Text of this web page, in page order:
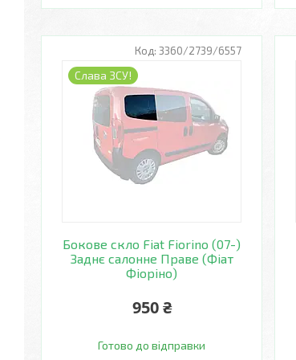
3360/2739/6557
Слава ЗСУ!
Бокове скло Fiat Fiorino (07-)
Заднє салонне Праве (Фіат
Фіоріно)
950 ₴
Готово до відправки